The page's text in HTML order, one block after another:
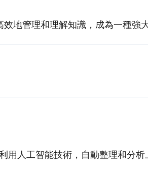
地管理和理解知識，成為一種強
人工智能技術，自動整理和分析